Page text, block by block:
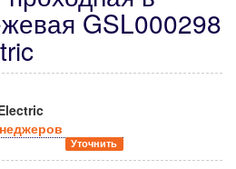
GSL000298
Уточнить